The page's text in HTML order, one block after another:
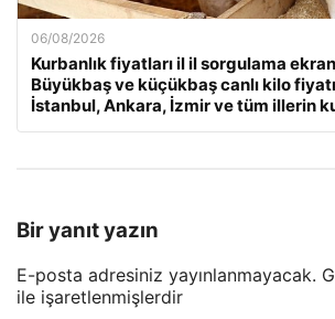
06/08/2026
Kurbanlık fiyatları il il sorgulama
Büyükbaş ve küçükbaş canlı kilo
İstanbul, Ankara, İzmir ve tüm illerin
Bir yanıt yazın
E-posta adresiniz yayınlanmayacak.
ile işaretlenmişlerdir